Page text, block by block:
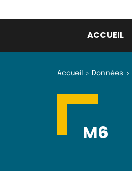
ACCUEIL
Accueil Données
M6